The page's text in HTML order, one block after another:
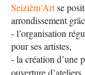
Seizièm’Artse
arrondissement
- l’organisation
pour ses artistes,
- la création d’une
ouverture